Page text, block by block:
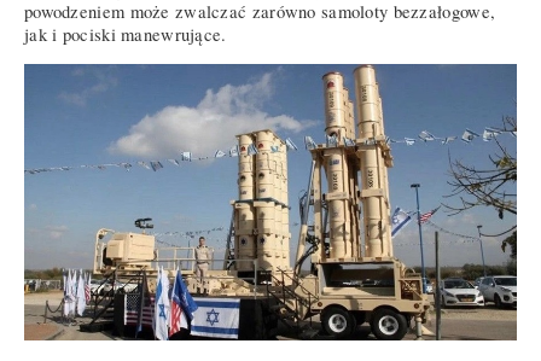
powodzeniem może zwalczać zarówno samoloty bezzałogowe,
jak i pociski manewrujące.